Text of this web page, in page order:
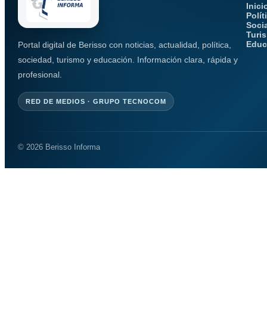
Portal digital de Berisso con noticias, actualidad, política,
sociedad, turismo y educación. Información clara, rápida y
profesional.
RED DE MEDIOS · GRUPO TECNOCOM
© 2026 Berisso Informa